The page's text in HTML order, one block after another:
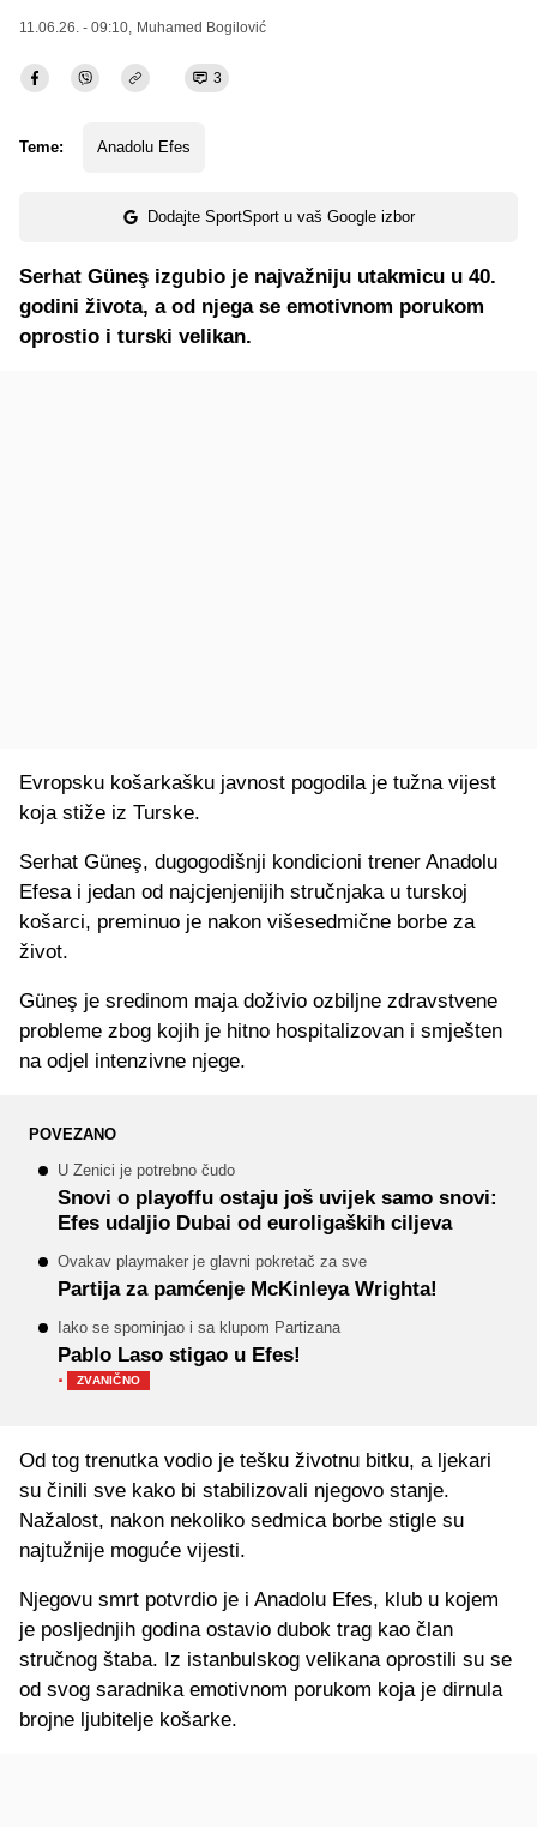
11.06.26. - 09:10, Muhamed Bogilović
3
Teme: Anadolu Efes
Dodajte SportSport u vaš Google izbor
Serhat Güneş izgubio je najvažniju utakmicu u 40.
godini života, a od njega se emotivnom porukom
oprostio i turski velikan.
Evropsku košarkašku javnost pogodila je tužna vijest
koja stiže iz Turske.
Serhat Güneş, dugogodišnji kondicioni trener Anadolu
Efesa i jedan od najcjenjenijih stručnjaka u turskoj
košarci, preminuo je nakon višesedmične borbe za
život.
Güneş je sredinom maja doživio ozbiljne zdravstvene
probleme zbog kojih je hitno hospitalizovan i smješten
na odjel intenzivne njege.
POVEZANO
U Zenici je potrebno čudo
Snovi o playoffu ostaju još uvijek samo snovi:
Efes udaljio Dubai od euroligaških ciljeva
Ovakav playmaker je glavni pokretač za sve
Partija za pamćenje McKinleya Wrighta!
Iako se spominjao i sa klupom Partizana
Pablo Laso stigao u Efes!
· ZVANIČNO
Od tog trenutka vodio je tešku životnu bitku, a ljekari
su činili sve kako bi stabilizovali njegovo stanje.
Nažalost, nakon nekoliko sedmica borbe stigle su
najtužnije moguće vijesti.
Njegovu smrt potvrdio je i Anadolu Efes, klub u kojem
je posljednjih godina ostavio dubok trag kao član
stručnog štaba. Iz istanbulskog velikana oprostili su se
od svog saradnika emotivnom porukom koja je dirnula
brojne ljubitelje košarke.